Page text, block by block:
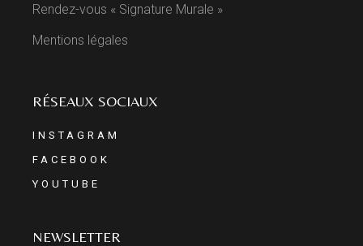
Rendez-vous « Signature Murale »
Mentions légales
RÉSEAUX SOCIAUX
INSTAGRAM
FACEBOOK
YOUTUBE
NEWSLETTER